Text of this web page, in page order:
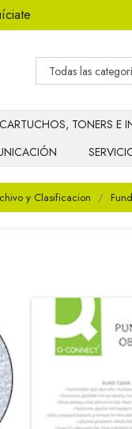
CARTUCHOS, TONERS E
y Clasificacion